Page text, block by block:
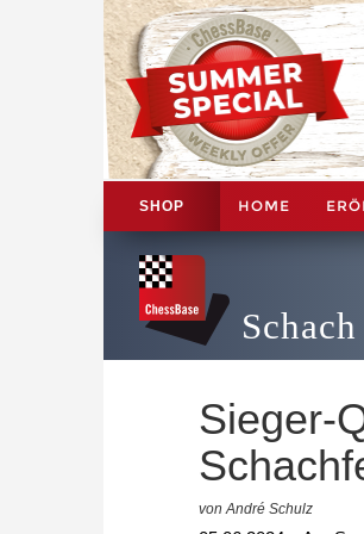
SHOP HOME
Sieger-
von André Schulz